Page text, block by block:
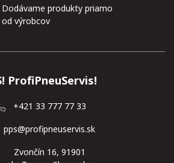
Dodávame produkty priamo
od výrobcov
ProfiPneuServis!
+421 33 777 77 33
pps@profipneuservis.sk
Zvončín 16, 91901